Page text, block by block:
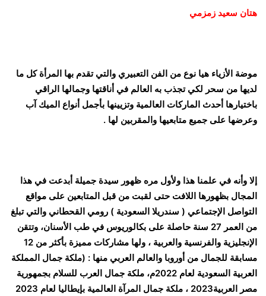
هتان سعيد زمزمي
موضة الأزياء هيا نوع من الفن التعبيري والتي تقدم بها المرأة كل ما
لديها من سحر لكي تجذب به العالم في أناقتها وجمالها الراقي
باختيارها أحدث الماركات العالمية وتزيينها بأجمل أنواع الميك آب
وعرضها على جميع متابعيها والمقربين لها .
إلا وأنه في علمنا هذا ولأول مره ظهور سيدة جميلة أبدعت في هذا
المجال بظهورها اللافت حتى لقبت من قبل المتابعين على مواقع
التواصل الإجتماعي ( سندريلا السعودية ) رومي القحطاني والتي تبلغ
من العمر 27 سنة حاصلة على بكالوريوس في طب الأسنان، وتتقن
الإنجليزية والفرنسية والعربية ، ولها مشاركات مميزة بأكثر من 12
مسابقة للجمال من أوروبا والعالم العربي منها : (ملكة جمال المملكة
العربية السعودية لعام 2022م، ملكة جمال العرب للسلام بجمهورية
مصر العربية2023 ، ملكة جمال المرآة العالمية بإيطاليا لعام 2023